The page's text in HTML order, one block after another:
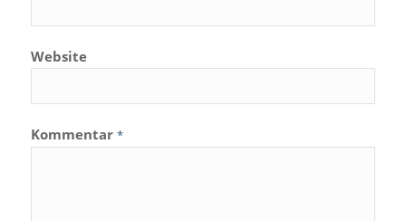
Website
Kommentar *